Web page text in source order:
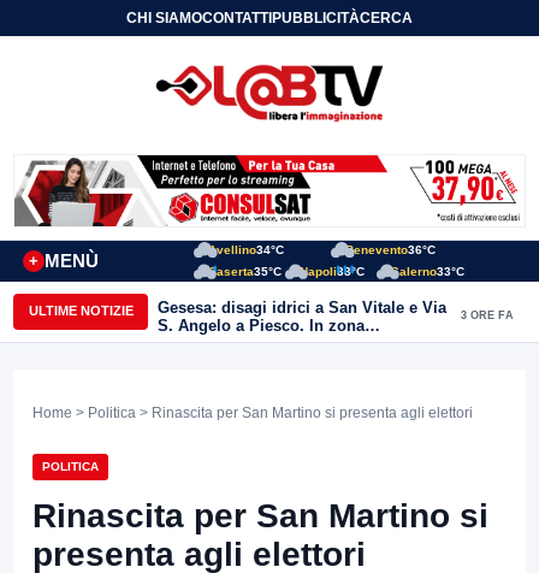
CHI SIAMOCONTATTIPUBBLICITÀCERCA
MENÙ
+
Avellino34°C Benevento36°C
Caserta35°C Napoli33°C Salerno33°C
ULTIME NOTIZIE
Gesesa: disagi idrici a San Vitale e Via
S. Angelo a Piesco. In zona
posizionata l’autobotte
3 ORE FA
Home > Politica > Rinascita per San Martino si presenta agli elettori
POLITICA
Rinascita per San Martino si
presenta agli elettori